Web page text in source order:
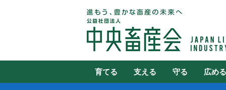
育てる 支える 守る 広める